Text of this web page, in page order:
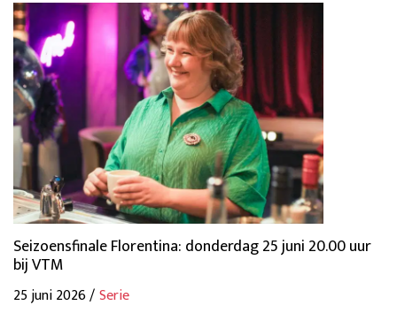
Seizoensfinale Florentina: donderdag 25 juni 20.00 uur
bij VTM
25 juni 2026 /Serie